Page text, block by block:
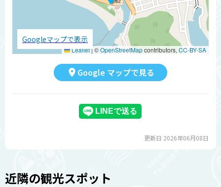
Leaflet | ©OpenStreetMapcontributors, CC-BY-SA
Googleマップで表示
Google マップで見る
更新日 2026年06月08日
近隣の観光スポット